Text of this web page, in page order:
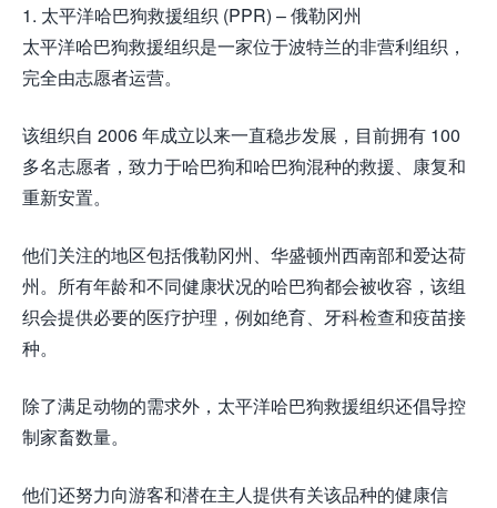
1. 太平洋哈巴狗救援组织 (PPR) – 俄勒冈州
太平洋哈巴狗救援组织是一家位于波特兰的非营利组织，
完全由志愿者运营。
该组织自 2006 年成立以来一直稳步发展，目前拥有 100
多名志愿者，致力于哈巴狗和哈巴狗混种的救援、康复和
重新安置。
他们关注的地区包括俄勒冈州、华盛顿州西南部和爱达荷
州。所有年龄和不同健康状况的哈巴狗都会被收容，该组
织会提供必要的医疗护理，例如绝育、牙科检查和疫苗接
种。
除了满足动物的需求外，太平洋哈巴狗救援组织还倡导控
制家畜数量。
他们还努力向游客和潜在主人提供有关该品种的健康信